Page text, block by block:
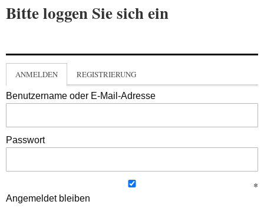
Bitte loggen Sie sich ein
ANMELDEN REGISTRIERUNG
Benutzername oder E-Mail-Adresse
Passwort
Angemeldet bleiben